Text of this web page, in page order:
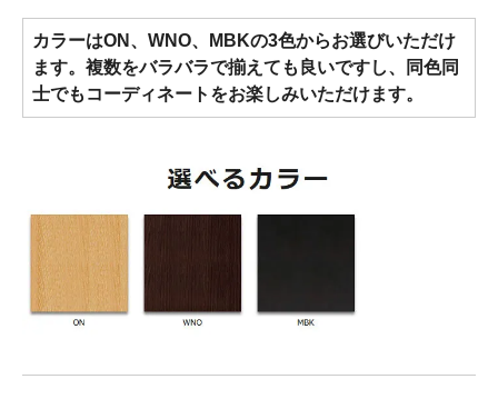
カラーはON、WNO、MBKの3色からお選びいただけ
ます。複数をバラバラで揃えても良いですし、同色同
士でもコーディネートをお楽しみいただけます。